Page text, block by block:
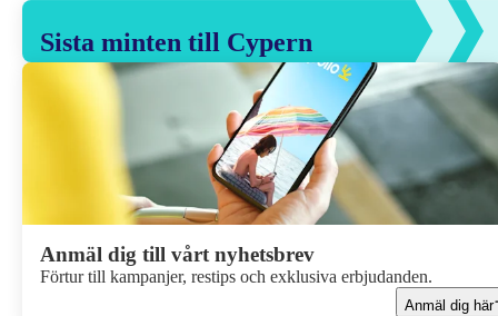
Sista minten till Cypern
Anmäl dig till vårt nyhetsbrev
Förtur till kampanjer, restips och exklusiva erbjudanden.
Anmäl dig här